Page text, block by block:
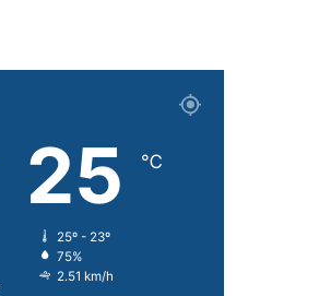
25 ℃
25º - 23º
75%
2.51 km/h